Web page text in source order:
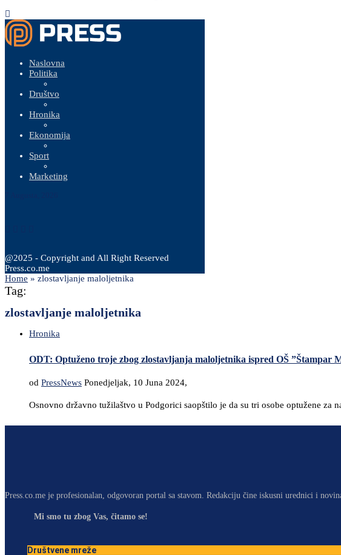
Naslovna
Politika
Društvo
Hronika
Ekonomija
Sport
Marketing
@2025 - Copyright and All Right Reserved
Press.co.me
Home » zlostavljanje maloljetnika
Tag:
zlostavljanje maloljetnika
Hronika
ODT: Optuženo troje zbog zlostavljanja maloljetnika ispred OŠ ”Štampar
od PressNews Ponedjeljak, 10 Juna 2024,
Osnovno državno tužilaštvo u Podgorici saopštilo je da su tri osobe optužene za
Press.co.me je profesionalan, odgovoran portal sa stavom. Redakciju čine iskusni urednici i
Mi smo tu zbog Vas, čitamo se!
Društvene mreže